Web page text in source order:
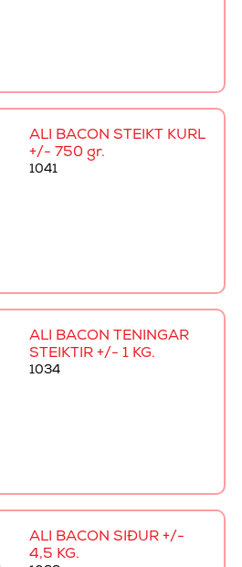
ALI BACON STEIKT KURL
+/- 750 gr.
1041
ALI BACON TENINGAR
STEIKTIR +/- 1 KG.
1034
ALI BACON SÍÐUR +/-
4,5 KG.